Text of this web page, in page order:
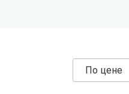
По цене